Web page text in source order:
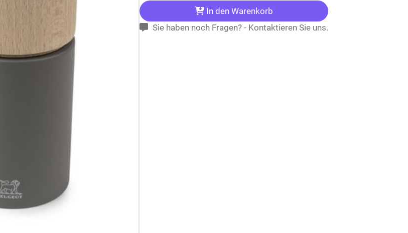
In den Warenkorb
Sie haben noch Fragen? - Kontaktieren Sie uns.